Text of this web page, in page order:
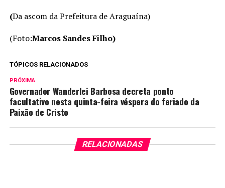
(Da ascom da Prefeitura de Araguaína)
(Foto:Marcos Sandes Filho)
TÓPICOS RELACIONADOS
PRÓXIMA
Governador Wanderlei Barbosa decreta ponto
facultativo nesta quinta-feira véspera do feriado da
Paixão de Cristo
RELACIONADAS